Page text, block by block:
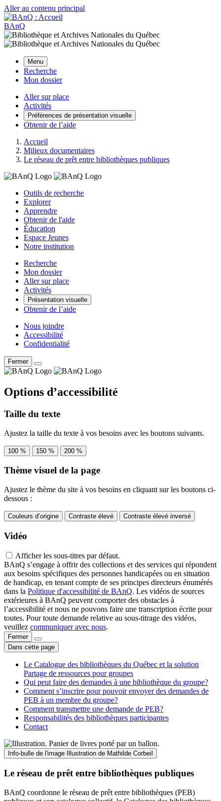
Aller au contenu principal
BAnQ
Menu
Recherche
Mon dossier
Aller sur place
Activités
Préférences de présentation visuelle
Obtenir de l’aide
Accueil
Milieux documentaires
Le réseau de prêt entre bibliothèques publiques
Outils de recherche
Explorer
Apprendre
Obtenir de l'aide
Éducation
Espace Jeunes
Notre institution
Recherche
Mon dossier
Aller sur place
Activités
Présentation visuelle
Obtenir de l’aide
Nous joindre
Accessibilité
Confidentialité
Fermer
Options d’accessibilité
Taille du texte
Ajustez la taille du texte à vos besoins avec les boutons suivants.
100 % 150 % 200 %
Thème visuel de la page
Ajustez le thème du site à vos besoins en cliquant sur les boutons ci-
dessous :
Couleurs d’origine Contraste élevé Contraste élevé inversé
Vidéo
Afficher les sous-titres par défaut.
BAnQ s’engage à offrir des collections et des services qui répondent
aux besoins spécifiques des personnes handicapées ou en situation
de handicap, en tenant compte de ses principes directeurs énumérés
dans la Politique d'accessibilité de BAnQ. Les vidéos de sources
extérieures à BAnQ peuvent comporter des obstacles à
l’accessibilité et nous ne pouvons faire une transcription écrite pour
toutes. Pour toute demande relative au sous-titrage des vidéos,
veuillez communiquer avec nous.
Fermer
Dans cette page
Le Catalogue des bibliothèques du Québec et la solution
Partage de ressources pour groupes
Qui peut faire des demandes à une bibliothèque du groupe?
Comment s’inscrire pour pouvoir envoyer des demandes de
PEB à un membre du groupe?
Comment transmettre une demande de PEB?
Responsabilités des bibliothèques participantes
Contact
Info-bulle de l'image Illustration de Mathilde Corbeil
Le réseau de prêt entre bibliothèques publiques
BAnQ coordonne le réseau de prêt entre bibliothèques (PEB)